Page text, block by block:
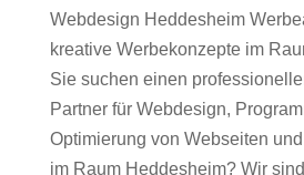
Webdesign Heddesheim
kreative Werbekonzepte im
Sie suchen einen
Partner für Webdesign,
Optimierung von Webseiten
im Raum Heddesheim? Wir